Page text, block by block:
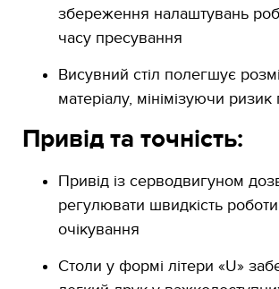
збереження налаштувань
часу пресування
Висувний стіл полегшує
матеріалу, мінімізуючи
Привід та точність:
Привід із серводвигуном
регулювати швидкість
очікування
Столи у формі літери «U»